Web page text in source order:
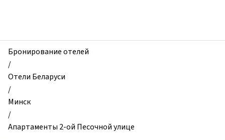
и
квартиры,
Апартаменты
2-
ой
Песочной
улице,
Минск,
Бронирование отелей
/
Отели Беларуси
/
Минск
/
Апартаменты 2-ой Песочной улице